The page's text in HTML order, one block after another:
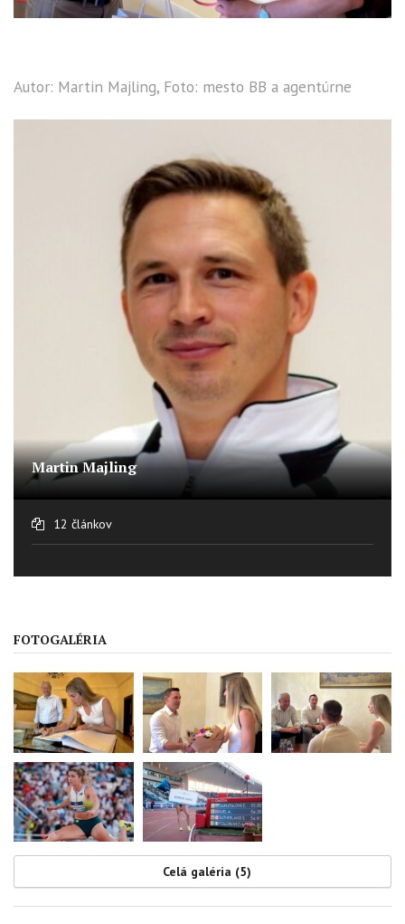
Autor: Martin Majling, Foto: mesto BB a agentúrne
Martin Majling
12 článkov
FOTOGALÉRIA
Celá galéria (5)